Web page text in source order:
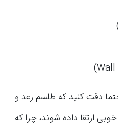
در تاون هال لول 7 حتما دقت کنید که طلسم رعد و
ارتقا داده شوند، چرا که